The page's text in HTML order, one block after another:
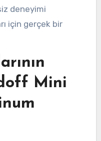
deneyimi
için gerçek bir
Mini